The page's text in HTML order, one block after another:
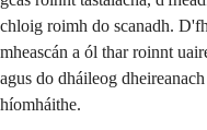
chloig roimh do scanadh.
mheascán a ól thar roinnt
agus do dháileog
híomháithe.